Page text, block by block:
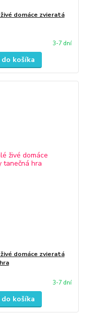
domáce zvieratá
3-7 dní
košíka
domáce zvieratá
3-7 dní
košíka